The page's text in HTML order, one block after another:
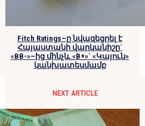
Fitch Ratings–ը նվազեցրել է
Հայաստանի վարկանիշը`
«BB-»–ից մինչև «B+»` «Կայուն»
կանխատեսմամբ
NEXT ARTICLE